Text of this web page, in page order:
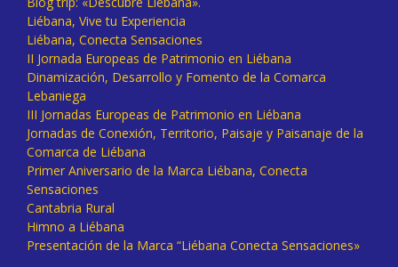
Liébana, Vive tu Experiencia
Liébana, Conecta Sensaciones
II Jornada Europeas de Patrimonio en Liébana
Dinamización, Desarrollo y Fomento de la Comarca
Lebaniega
III Jornadas Europeas de Patrimonio en Liébana
Jornadas de Conexión, Territorio, Paisaje y Paisanaje de la
Comarca de Liébana
Primer Aniversario de la Marca Liébana, Conecta
Sensaciones
Cantabria Rural
Himno a Liébana
Presentación de la Marca “Liébana Conecta Sensaciones»